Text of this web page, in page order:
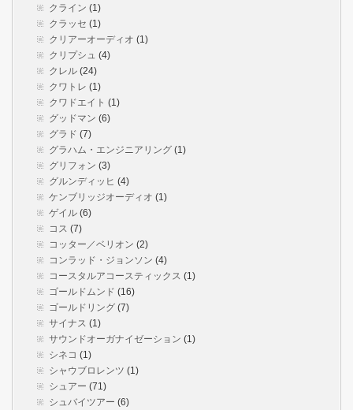
クライン (1)
クラッセ (1)
クリアーオーディオ (1)
クリプシュ (4)
クレル (24)
クワトレ (1)
クワドエイト (1)
グッドマン (6)
グラド (7)
グラハム・エンジニアリング (1)
グリフォン (3)
グルンディッヒ (4)
ケンブリッジオーディオ (1)
ゲイル (6)
コス (7)
コッター／ベリオン (2)
コンラッド・ジョンソン (4)
コースタルアコースティックス (1)
ゴールドムンド (16)
ゴールドリング (7)
サイナス (1)
サウンドオーガナイゼーション (1)
シネコ (1)
シャウブロレンツ (1)
シュアー (71)
シュバイツアー (6)